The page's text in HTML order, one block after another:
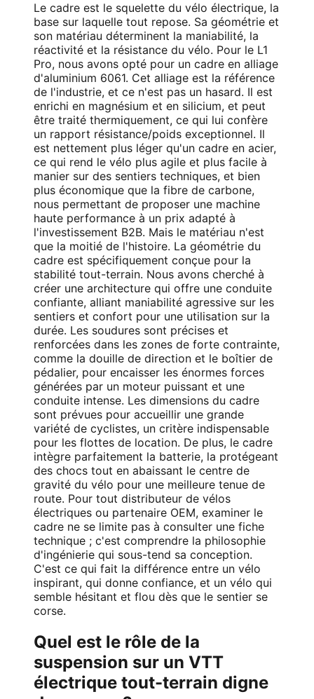
Le cadre est le squelette du vélo électrique, la
base sur laquelle tout repose. Sa géométrie et
son matériau déterminent la maniabilité, la
réactivité et la résistance du vélo. Pour le L1
Pro, nous avons opté pour un cadre en alliage
d'aluminium 6061. Cet alliage est la référence
de l'industrie, et ce n'est pas un hasard. Il est
enrichi en magnésium et en silicium, et peut
être traité thermiquement, ce qui lui confère
un rapport résistance/poids exceptionnel. Il
est nettement plus léger qu'un cadre en acier,
ce qui rend le vélo plus agile et plus facile à
manier sur des sentiers techniques, et bien
plus économique que la fibre de carbone,
nous permettant de proposer une machine
haute performance à un prix adapté à
l'investissement B2B. Mais le matériau n'est
que la moitié de l'histoire. La géométrie du
cadre est spécifiquement conçue pour la
stabilité tout-terrain. Nous avons cherché à
créer une architecture qui offre une conduite
confiante, alliant maniabilité agressive sur les
sentiers et confort pour une utilisation sur la
durée. Les soudures sont précises et
renforcées dans les zones de forte contrainte,
comme la douille de direction et le boîtier de
pédalier, pour encaisser les énormes forces
générées par un moteur puissant et une
conduite intense. Les dimensions du cadre
sont prévues pour accueillir une grande
variété de cyclistes, un critère indispensable
pour les flottes de location. De plus, le cadre
intègre parfaitement la batterie, la protégeant
des chocs tout en abaissant le centre de
gravité du vélo pour une meilleure tenue de
route. Pour tout distributeur de vélos
électriques ou partenaire OEM, examiner le
cadre ne se limite pas à consulter une fiche
technique ; c'est comprendre la philosophie
d'ingénierie qui sous-tend sa conception.
C'est ce qui fait la différence entre un vélo
inspirant, qui donne confiance, et un vélo qui
semble hésitant et flou dès que le sentier se
corse.
Quel est le rôle de la
suspension sur un VTT
électrique tout-terrain digne